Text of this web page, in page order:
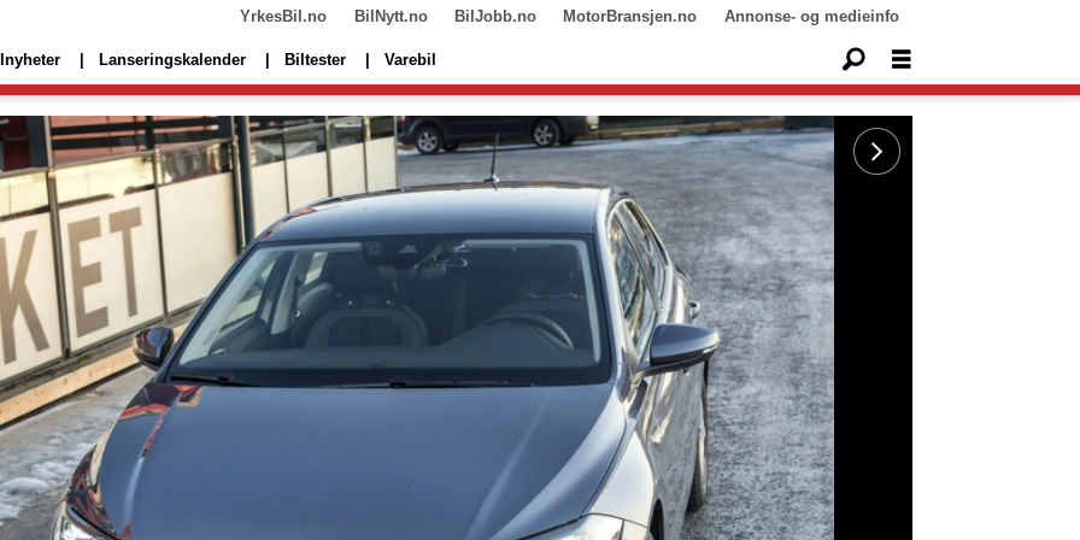
YrkesBil.no BilNytt.no BilJobb.no MotorBransjen.no Annonse- og medieinfo
Lanseringskalender Biltester Varebil